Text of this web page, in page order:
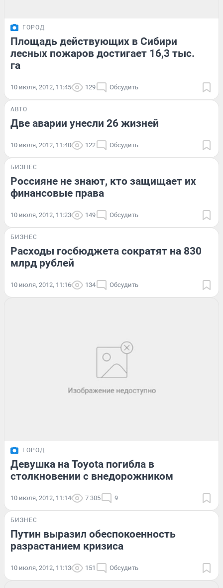
ГОРОД
Площадь действующих в Сибири
лесных пожаров достигает 16,3 тыс.
га
10 июля, 2012, 11:45 129 Обсудить
АВТО
Две аварии унесли 26 жизней
10 июля, 2012, 11:40 122 Обсудить
БИЗНЕС
Россияне не знают, кто защищает их
финансовые права
10 июля, 2012, 11:23 149 Обсудить
БИЗНЕС
Расходы госбюджета сократят на 830
млрд рублей
10 июля, 2012, 11:16 134 Обсудить
ГОРОД
Девушка на Toyota погибла в
столкновении с внедорожником
10 июля, 2012, 11:14 7 305 9
БИЗНЕС
Путин выразил обеспокоенность
разрастанием кризиса
10 июля, 2012, 11:13 151 Обсудить